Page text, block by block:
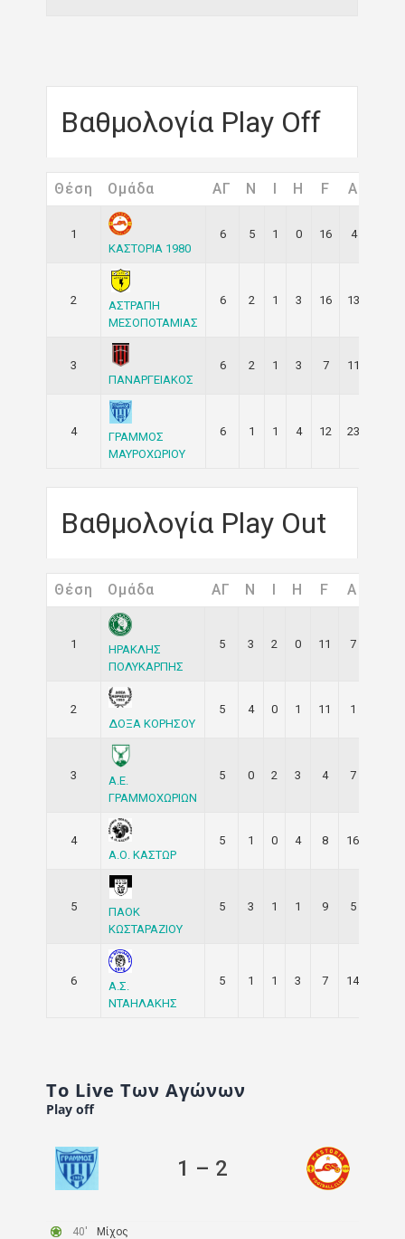
Βαθμολογία Play Off
Θέση Ομάδα ΑΓ Ν I H F A
1
ΚΑΣΤΟΡΙΑ 1980
6 5 1 0 16 4
2
ΑΣΤΡΑΠΗ
ΜΕΣΟΠΟΤΑΜΙΑΣ
6 2 1 3 16 13
3
ΠΑΝΑΡΓΕΙΑΚΟΣ
6 2 1 3 7 11
4
ΓΡΑΜΜΟΣ
ΜΑΥΡΟΧΩΡΙΟΥ
6 1 1 4 12 23
Βαθμολογία Play Out
Θέση Ομάδα ΑΓ Ν I H F A
1
ΗΡΑΚΛΗΣ
ΠΟΛΥΚΑΡΠΗΣ
5 3 2 0 11 7
2
ΔΟΞΑ ΚΟΡΗΣΟΥ
5 4 0 1 11 1
3
Α.Ε.
ΓΡΑΜΜΟΧΩΡΙΩΝ
5 0 2 3 4 7
4
Α.Ο. ΚΑΣΤΩΡ
5 1 0 4 8 16
5
ΠΑΟΚ
ΚΩΣΤΑΡΑΖΙΟΥ
5 3 1 1 9 5
6
Α.Σ.
ΝΤΑΗΛΑΚΗΣ
5 1 1 3 7 14
Το Live Των Αγώνων
Play off
1 – 2
40′
Μίχος